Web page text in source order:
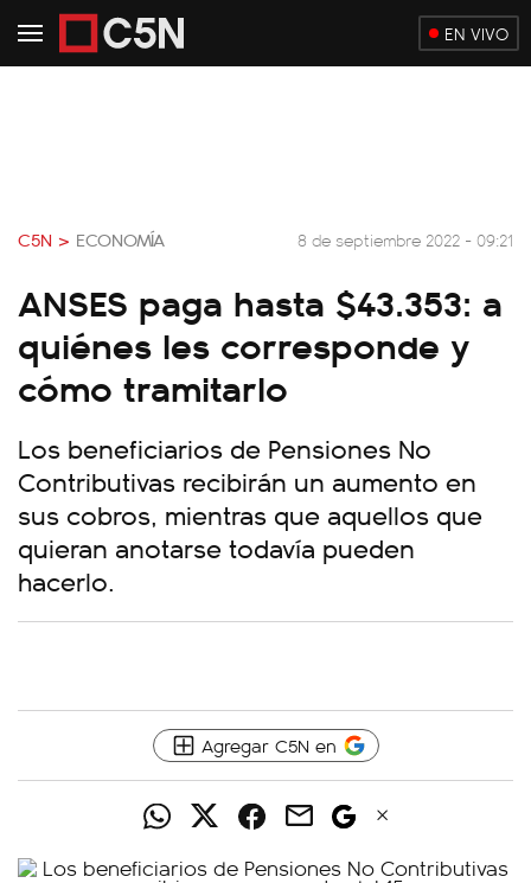
EN VIVO
C5N > ECONOMÍA 8 de septiembre 2022 - 09:21
ANSES paga hasta $43.353: a
quiénes les corresponde y
cómo tramitarlo
Los beneficiarios de Pensiones No
Contributivas recibirán un aumento en
sus cobros, mientras que aquellos que
quieran anotarse todavía pueden
hacerlo.
Agregar C5N en